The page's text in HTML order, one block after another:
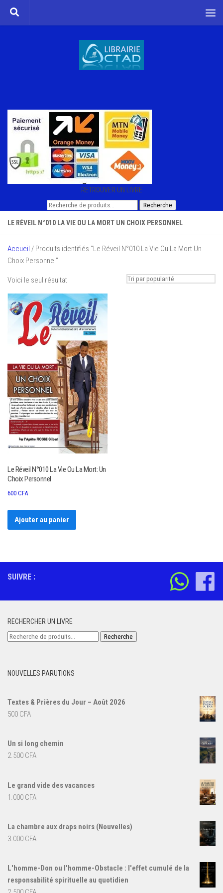
Skip to content
RETROUVER UN LIVRE
Recherche
Recherche
LE RÉVEIL N°010 LA VIE OU LA MORT UN CHOIX PERSONNEL
Accueil / Produits identifiés “Le Réveil N°010 La Vie Ou La Mort Un
Choix Personnel”
Voici le seul résultat
Le Réveil N°010 La Vie Ou La Mort: Un
Choix Personnel
600 CFA
Ajouter au panier
SUIVRE :
RECHERCHER UN LIVRE
Recherche
Recherche
NOUVELLES PARUTIONS
Textes & Prières du Jour – Août 2026
500 CFA
Un si long chemin
2.500 CFA
Le grand vide des vacances
1.000 CFA
La chambre aux draps noirs (Nouvelles)
3.000 CFA
L'homme-Don ou l'homme-Obstacle : l'effet cumulé de la
responsabilité spirituelle au quotidien